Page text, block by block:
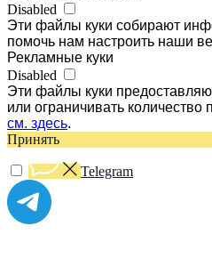
Disabled
Эти файлы куки собирают
помочь нам настроить наши
Рекламные куки
Disabled
Эти файлы куки
или ограничивать
см. здесь.
Принять
Telegram